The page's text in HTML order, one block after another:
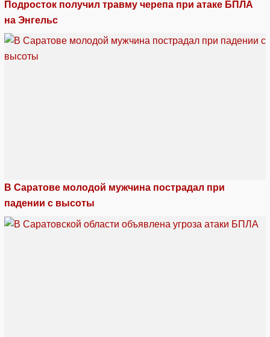
Подросток получил травму черепа при атаке БПЛА
на Энгельс
В Саратове молодой мужчина пострадал при
падении с высоты